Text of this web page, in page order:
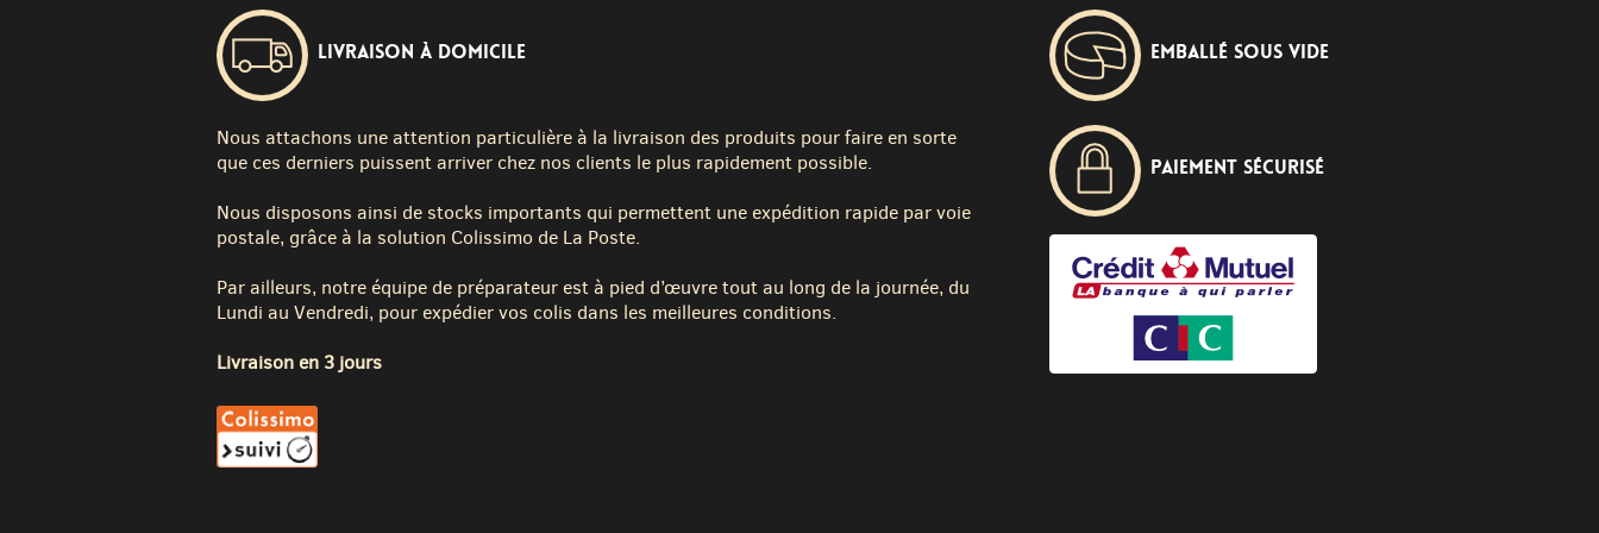
Livraison à domicile
Nous attachons une attention particulière à la livraison des produits pour faire en sorte
que ces derniers puissent arriver chez nos clients le plus rapidement possible.
Nous disposons ainsi de stocks importants qui permettent une expédition rapide par voie
postale, grâce à la solution Colissimo de La Poste.
Par ailleurs, notre équipe de préparateur est à pied d’œuvre tout au long de la journée, du
Lundi au Vendredi, pour expédier vos colis dans les meilleures conditions.
Livraison en 3 jours
Emballé sous vide
Paiement sécurisé